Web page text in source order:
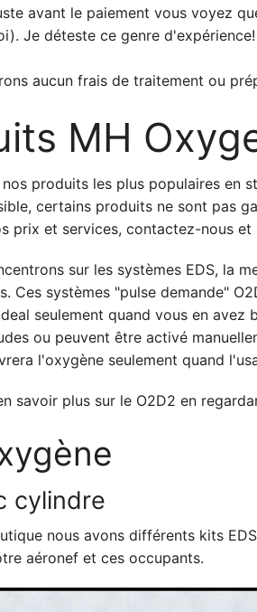
avant le paiement vous voyez
Je déteste ce genre d'expérience!
aucun frais de traitement ou
MH
produits les plus populaires en
certains produits ne sont pas
prix et services, contactez-nous
sur les systèmes EDS, la
Ces systèmes "pulse demande"
seulement quand vous en
ou peuvent être activé
l'oxygène seulement quand
savoir plus sur le O2D2 en
cylindre
nous avons différents kits
aéronef et ces occupants.